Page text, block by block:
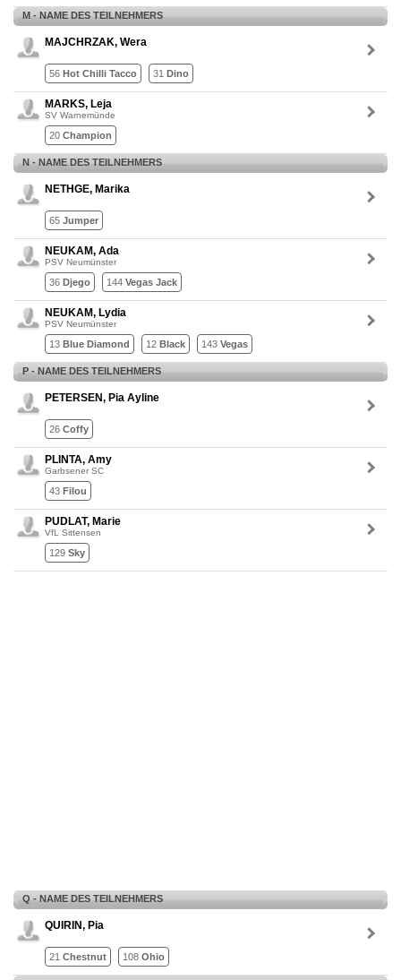
M - NAME DES TEILNEHMERS
MAJCHRZAK, Wera
56 Hot Chilli Tacco 31 Dino
MARKS, Leja
SV Warnemünde
20 Champion
N - NAME DES TEILNEHMERS
NETHGE, Marika
65 Jumper
NEUKAM, Ada
PSV Neumünster
36 Djego 144 Vegas Jack
NEUKAM, Lydia
PSV Neumünster
13 Blue Diamond 12 Black 143 Vegas
P - NAME DES TEILNEHMERS
PETERSEN, Pia Ayline
26 Coffy
PLINTA, Amy
Garbsener SC
43 Filou
PUDLAT, Marie
VfL Sittensen
129 Sky
Q - NAME DES TEILNEHMERS
QUIRIN, Pia
21 Chestnut 108 Ohio